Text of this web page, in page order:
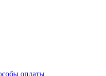
оплаты